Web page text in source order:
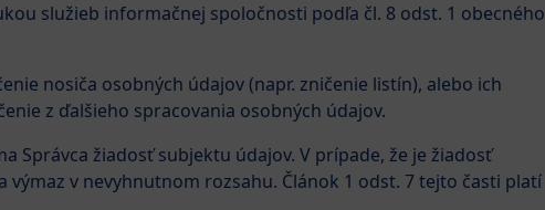
služieb informačnej spoločnosti podľa čl. 8 odst. 1 obecného
nosiča osobných údajov (napr. zničenie listín), alebo ich
z ďalšieho spracovania osobných údajov.
Správca žiadosť subjektu údajov. V prípade, že je žiadosť
v nevyhnutnom rozsahu. Článok 1 odst. 7 tejto časti platí